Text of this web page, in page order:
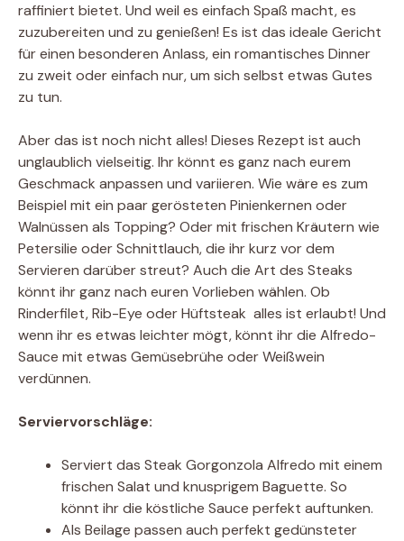
raffiniert bietet. Und weil es einfach Spaß macht, es
zuzubereiten und zu genießen! Es ist das ideale Gericht
für einen besonderen Anlass, ein romantisches Dinner
zu zweit oder einfach nur, um sich selbst etwas Gutes
zu tun.
Aber das ist noch nicht alles! Dieses Rezept ist auch
unglaublich vielseitig. Ihr könnt es ganz nach eurem
Geschmack anpassen und variieren. Wie wäre es zum
Beispiel mit ein paar gerösteten Pinienkernen oder
Walnüssen als Topping? Oder mit frischen Kräutern wie
Petersilie oder Schnittlauch, die ihr kurz vor dem
Servieren darüber streut? Auch die Art des Steaks
könnt ihr ganz nach euren Vorlieben wählen. Ob
Rinderfilet, Rib-Eye oder Hüftsteak  alles ist erlaubt! Und
wenn ihr es etwas leichter mögt, könnt ihr die Alfredo-
Sauce mit etwas Gemüsebrühe oder Weißwein
verdünnen.
Serviervorschläge:
Serviert das Steak Gorgonzola Alfredo mit einem
frischen Salat und knusprigem Baguette. So
könnt ihr die köstliche Sauce perfekt auftunken.
Als Beilage passen auch perfekt gedünsteter